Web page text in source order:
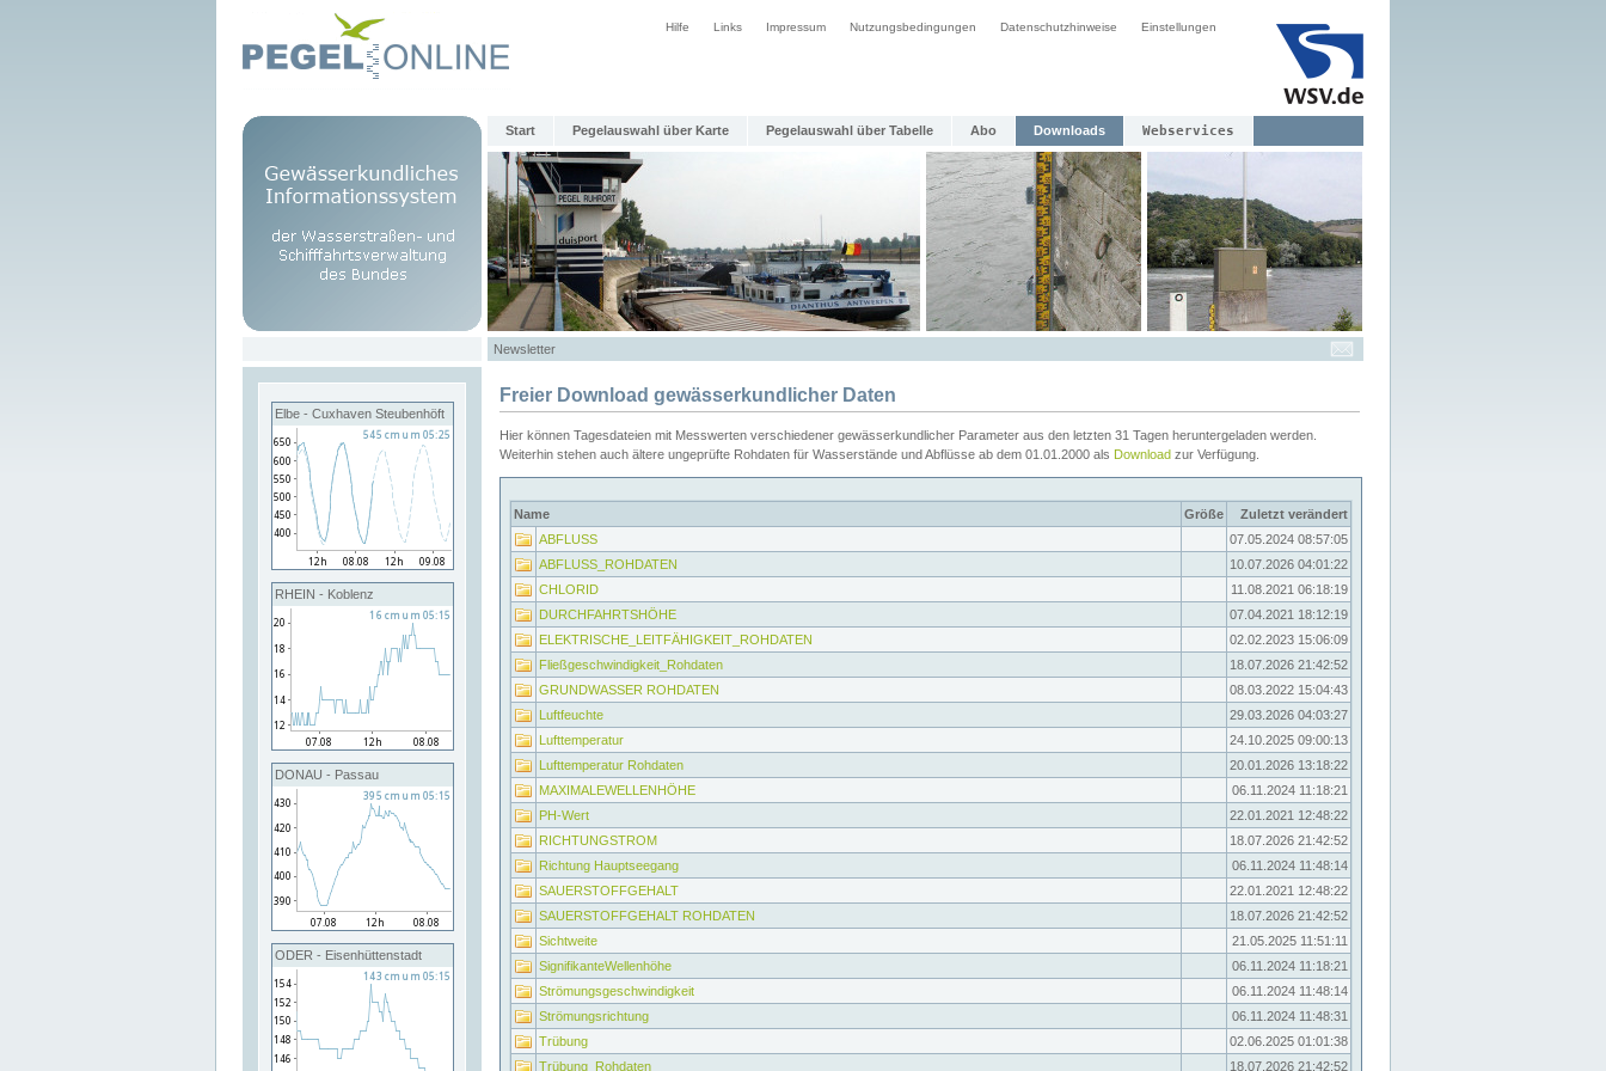
Hilfe Links Impressum Nutzungsbedingungen Datenschutzhinweise Einstellungen
Start Pegelauswahl über Karte Pegelauswahl über Tabelle Abo Downloads Webservices
Newsletter
Elbe - Cuxhaven Steubenhöft
RHEIN - Koblenz
DONAU - Passau
ODER - Eisenhüttenstadt
Freier Download gewässerkundlicher Daten
Hier können Tagesdateien mit Messwerten verschiedener gewässerkundlicher Parameter aus den letzten 31 Tagen heruntergeladen werden.
Weiterhin stehen auch ältere ungeprüfte Rohdaten für Wasserstände und Abflüsse ab dem 01.01.2000 als Download zur Verfügung.
Name Größe
Zuletzt verändert
ABFLUSS
07.05.2024 08:57:05
ABFLUSS_ROHDATEN
10.07.2026 04:01:22
CHLORID
11.08.2021 06:18:19
DURCHFAHRTSHÖHE
07.04.2021 18:12:19
ELEKTRISCHE_LEITFÄHIGKEIT_ROHDATEN
02.02.2023 15:06:09
Fließgeschwindigkeit_Rohdaten
18.07.2026 21:42:52
GRUNDWASSER ROHDATEN
08.03.2022 15:04:43
Luftfeuchte
29.03.2026 04:03:27
Lufttemperatur
24.10.2025 09:00:13
Lufttemperatur Rohdaten
20.01.2026 13:18:22
MAXIMALEWELLENHÖHE
06.11.2024 11:18:21
PH-Wert
22.01.2021 12:48:22
RICHTUNGSTROM
18.07.2026 21:42:52
Richtung Hauptseegang
06.11.2024 11:48:14
SAUERSTOFFGEHALT
22.01.2021 12:48:22
SAUERSTOFFGEHALT ROHDATEN
18.07.2026 21:42:52
Sichtweite
21.05.2025 11:51:11
SignifikanteWellenhöhe
06.11.2024 11:18:21
Strömungsgeschwindigkeit
06.11.2024 11:48:14
Strömungsrichtung
06.11.2024 11:48:31
Trübung
02.06.2025 01:01:38
Trübung_Rohdaten
18.07.2026 21:42:52